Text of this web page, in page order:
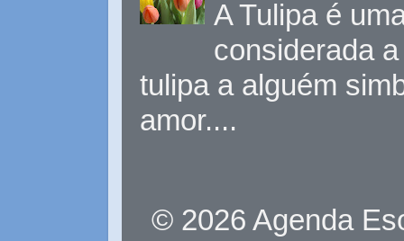
A Tulipa é
considerada
tulipa a alguém
amor....
© 2026 Agenda